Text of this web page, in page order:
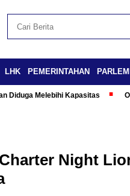
LHK PEMERINTAHAN
Diduga Melebihi Kapasitas
Night